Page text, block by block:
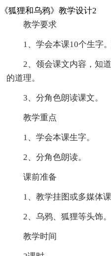
《狐狸和乌鸦》教学设计2
教学要求
1、学会本课10个生字
2、领会课文内容，知
的道理。
3、分角色朗读课文。
教学重点
1、学会本课生字。
2、分角色朗读。
课前准备
1、教学挂图或多媒体课
2、乌鸦、狐狸等头饰。
教学时间